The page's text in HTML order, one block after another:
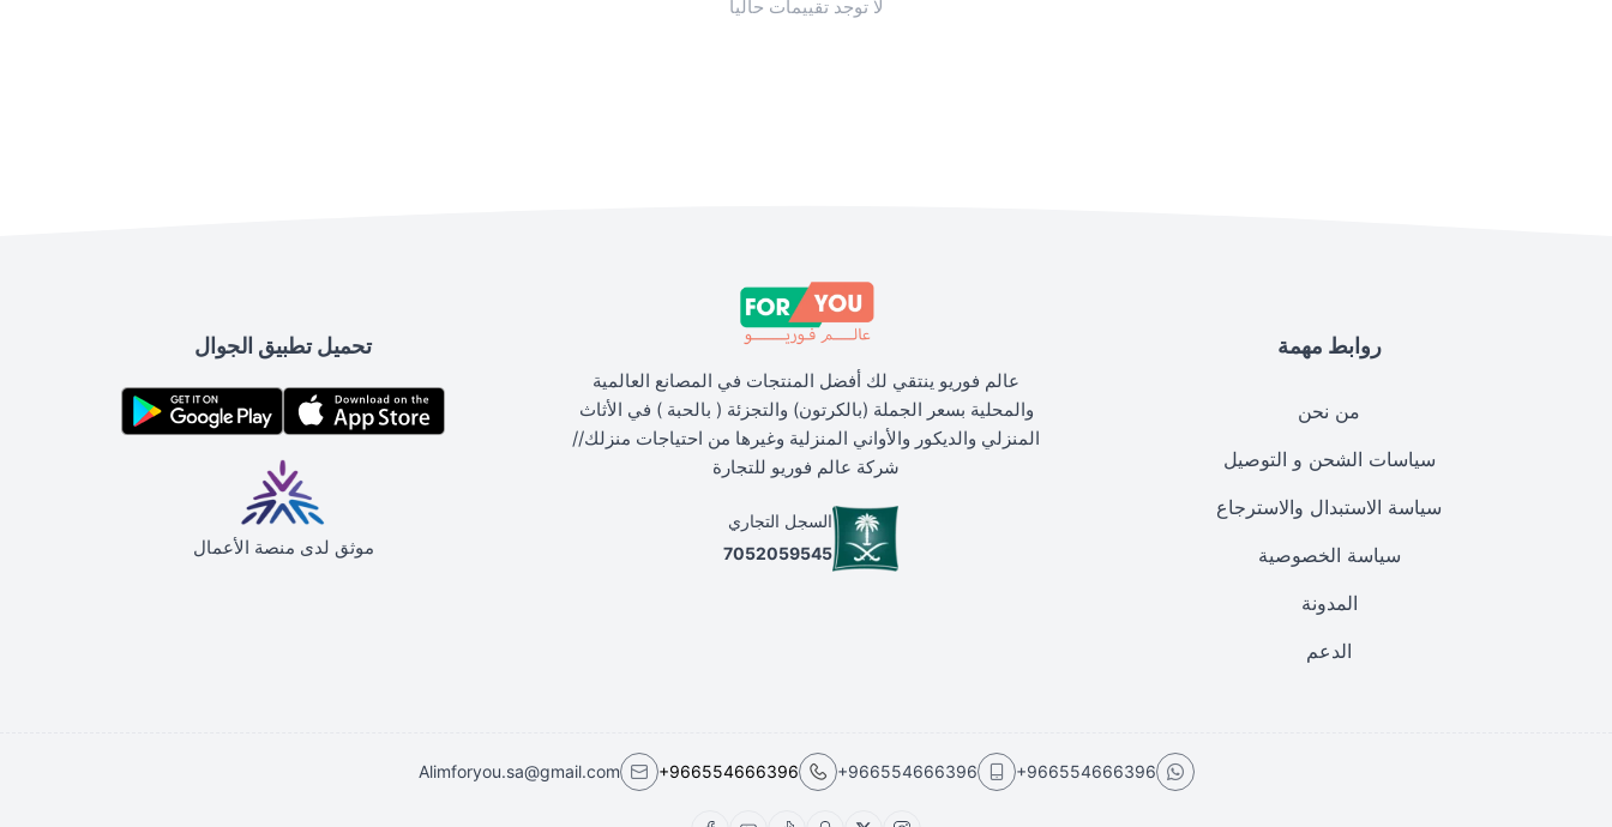
لا توجد تقييمات حاليا
روابط مهمة
من نحن
سياسات الشحن و التوصيل
سياسة الاستبدال والاسترجاع
سياسة الخصوصية
المدونة
الدعم
عالم فوريو ينتقي لك أفضل المنتجات في المصانع العالمية
والمحلية بسعر الجملة (بالكرتون) والتجزئة ( بالحبة ) في الأثاث
المنزلي والديكور والأواني المنزلية وغيرها من احتياجات منزلك//
شركة عالم فوريو للتجارة
السجل التجاري
7052059545
تحميل تطبيق الجوال
موثق لدى منصة الأعمال
+966554666396
+966554666396
+966554666396
Alimforyou.sa@gmail.com